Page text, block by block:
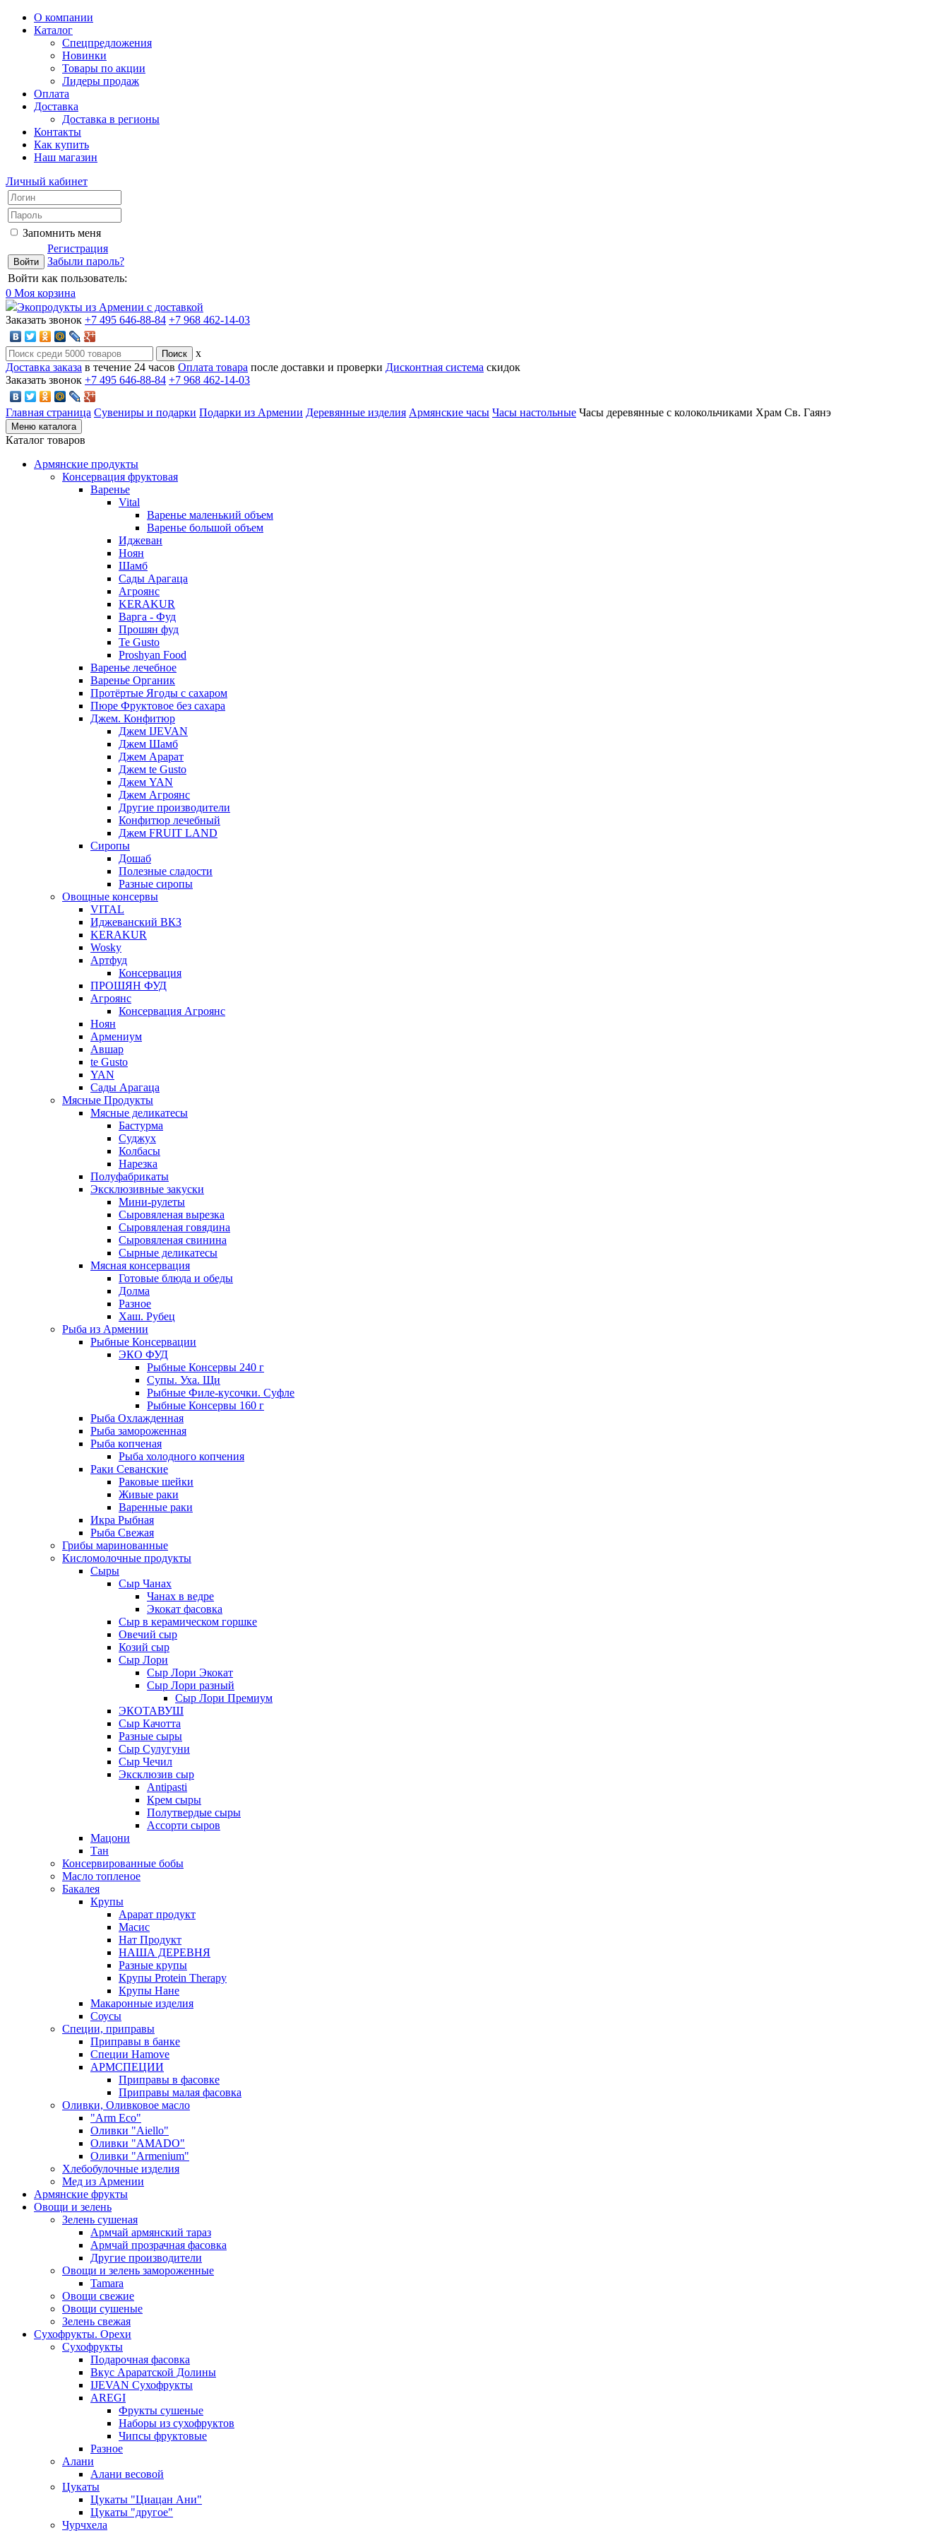
О компании
Каталог
Спецпредложения
Новинки
Товары по акции
Лидеры продаж
Оплата
Доставка
Доставка в регионы
Контакты
Как купить
Наш магазин
Личный кабинет
Запомнить меня
Регистрация
Забыли пароль?
Войти как пользователь:
0 Моя корзина
Экопродукты из Армении с доставкой
Заказать звонок +7 495 646-88-84 +7 968 462-14-03
x
Доставка заказа в течение 24 часов Оплата товара после доставки и проверки Дисконтная система скидок
Заказать звонок +7 495 646-88-84 +7 968 462-14-03
Главная страница Сувениры и подарки Подарки из Армении Деревянные изделия Армянские часы Часы настольные Часы деревянные с колокольчиками Храм Св. Гаянэ
Меню каталога
Каталог товаров
Армянские продукты
Консервация фруктовая
Варенье
Vital
Варенье маленький объем
Варенье большой объем
Иджеван
Ноян
Шамб
Сады Арагаца
Агроянс
KERAKUR
Варга - Фуд
Прошян фуд
Te Gusto
Proshyan Food
Варенье лечебное
Варенье Органик
Протёртые Ягоды с сахаром
Пюре Фруктовое без сахара
Джем. Конфитюр
Джем IJEVAN
Джем Шамб
Джем Арарат
Джем te Gusto
Джем YAN
Джем Агроянс
Другие производители
Конфитюр лечебный
Джем FRUIT LAND
Сиропы
Дошаб
Полезные сладости
Разные сиропы
Овощные консервы
VITAL
Иджеванский ВКЗ
KERAKUR
Wosky
Артфуд
Консервация
ПРОШЯН ФУД
Агроянс
Консервация Агроянс
Ноян
Армениум
Авшар
te Gusto
YAN
Сады Арагаца
Мясные Продукты
Мясные деликатесы
Бастурма
Суджух
Колбасы
Нарезка
Полуфабрикаты
Эксклюзивные закуски
Мини-рулеты
Сыровяленая вырезка
Сыровяленая говядина
Сыровяленая свинина
Сырные деликатесы
Мясная консервация
Готовые блюда и обеды
Долма
Разное
Хаш. Рубец
Рыба из Армении
Рыбные Консервации
ЭКО ФУД
Рыбные Консервы 240 г
Супы. Уха. Щи
Рыбные Филе-кусочки. Суфле
Рыбные Консервы 160 г
Рыба Охлажденная
Рыба замороженная
Рыба копченая
Рыба холодного копчения
Раки Севанские
Раковые шейки
Живые раки
Варенные раки
Икра Рыбная
Рыба Свежая
Грибы маринованные
Кисломолочные продукты
Сыры
Сыр Чанах
Чанах в ведре
Экокат фасовка
Сыр в керамическом горшке
Овечий сыр
Козий сыр
Сыр Лори
Сыр Лори Экокат
Сыр Лори разный
Сыр Лори Премиум
ЭКОТАВУШ
Сыр Качотта
Разные сыры
Сыр Сулугуни
Сыр Чечил
Эксклюзив сыр
Antipasti
Крем сыры
Полутвердые сыры
Ассорти сыров
Мацони
Тан
Консервированные бобы
Масло топленое
Бакалея
Крупы
Арарат продукт
Масис
Нат Продукт
НАША ДЕРЕВНЯ
Разные крупы
Крупы Protein Therapy
Крупы Нане
Макаронные изделия
Соусы
Специи, приправы
Приправы в банке
Специи Hamove
АРМСПЕЦИИ
Приправы в фасовке
Приправы малая фасовка
Оливки, Оливковое масло
"Arm Eco"
Оливки "Aiello"
Оливки "AMADO"
Оливки "Armenium"
Хлебобулочные изделия
Мед из Армении
Армянские фрукты
Овощи и зелень
Зелень сушеная
Армчай армянский тараз
Армчай прозрачная фасовка
Другие производители
Овощи и зелень замороженные
Tamara
Овощи свежие
Овощи сушеные
Зелень свежая
Сухофрукты. Орехи
Сухофрукты
Подарочная фасовка
Вкус Араратской Долины
IJEVAN Сухофрукты
AREGI
Фрукты сушеные
Наборы из сухофруктов
Чипсы фруктовые
Разное
Алани
Алани весовой
Цукаты
Цукаты "Циацан Ани"
Цукаты "другое"
Чурчхела